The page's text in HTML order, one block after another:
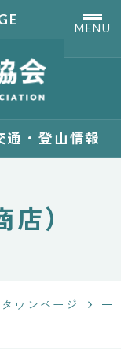
観
の
MENU
通・登山情報
）
ウンページ
一